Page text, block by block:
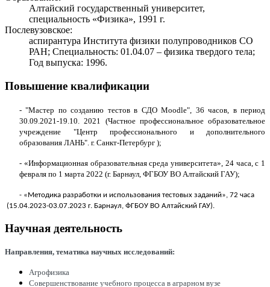
Алтайский государственный университет,
специальность «Физика», 1991 г.
Послевузовское:
аспирантура Института физики полупроводников СО
РАН; Специальность: 01.04.07 – физика твердого тела;
Год выпуска: 1996.
Повышение квалификации
- "Мастер по созданию тестов в СДО Moodle", 36 часов, в период
30.09.2021-19.10. 2021 (Частное профессиональное образовательное
учреждение "Центр профессионального и дополнительного
образования ЛАНЬ". г. Санкт-Петербург );
- «Информационная образовательная среда университета», 24 часа, с 1
февраля по 1 марта 2022 (г. Барнаул, ФГБОУ ВО Алтайский ГАУ);
- «Методика разработки и использования тестовых заданий», 72 часа
(15.04.2023-03.07.2023 г. Барнаул, ФГБОУ ВО Алтайский ГАУ).
Научная деятельность
Направления, тематика научных исследований:
Агрофизика
Совершенствование учебного процесса в аграрном вузе